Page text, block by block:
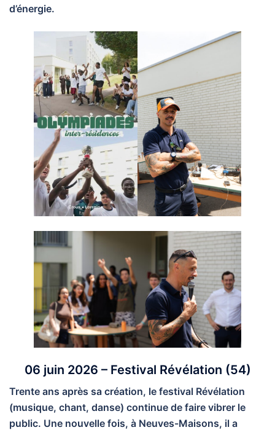
d’énergie.
06 juin 2026 – Festival Révélation (54)
Trente ans après sa création, le festival Révélation
(musique, chant, danse) continue de faire vibrer le
public. Une nouvelle fois, à Neuves-Maisons, il a